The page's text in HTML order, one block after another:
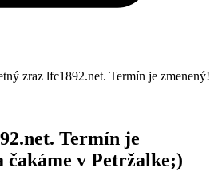
zraz lfc1892.net. Termín je zmenený!
Termín je
čakáme v Petržalke;)